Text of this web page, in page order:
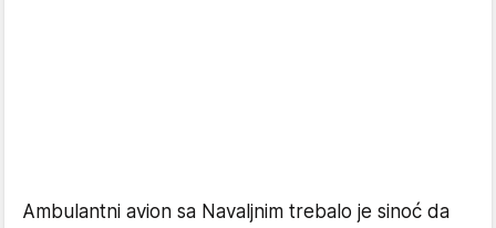
Ambulantni avion sa Navaljnim trebalo je sinoć da